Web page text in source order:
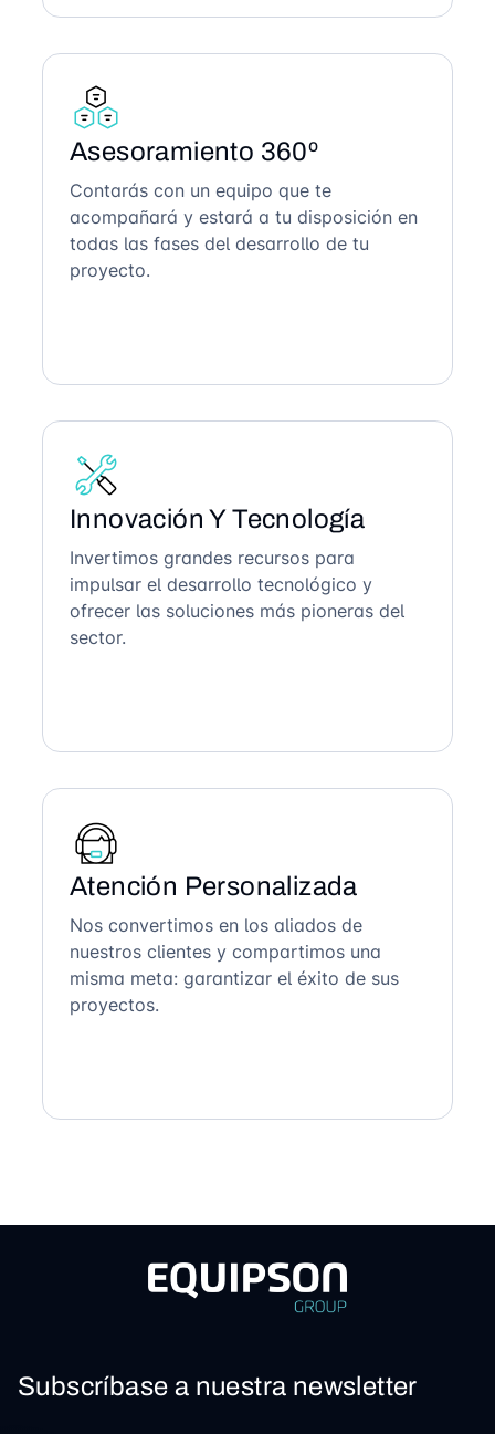
Asesoramiento 360º
Contarás con un equipo que te
acompañará y estará a tu disposición en
todas las fases del desarrollo de tu
proyecto.
Innovación Y Tecnología
Invertimos grandes recursos para
impulsar el desarrollo tecnológico y
ofrecer las soluciones más pioneras del
sector.
Atención Personalizada
Nos convertimos en los aliados de
nuestros clientes y compartimos una
misma meta: garantizar el éxito de sus
proyectos.
Subscríbase a nuestra newsletter